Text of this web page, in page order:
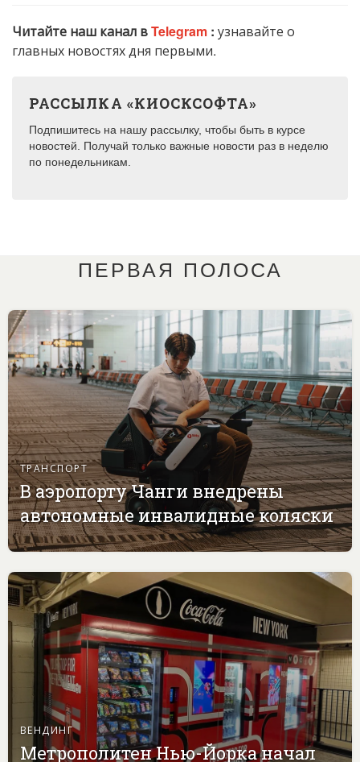
Читайте наш канал вTelegram : узнавайте о
главных новостях дня первыми.
РАССЫЛКА «КИОСКСОФТА»
Подпишитесь на нашу рассылку, чтобы быть в курсе
новостей. Получай только важные новости раз в неделю
по понедельникам.
ПЕРВАЯ ПОЛОСА
ТРАНСПОРТ
В аэропорту Чанги внедрены
автономные инвалидные коляски
ВЕНДИНГ
Метрополитен Нью-Йорка начал